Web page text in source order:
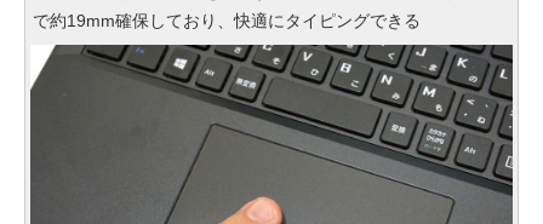
で約19mm確保しており、快適にタイピングできる